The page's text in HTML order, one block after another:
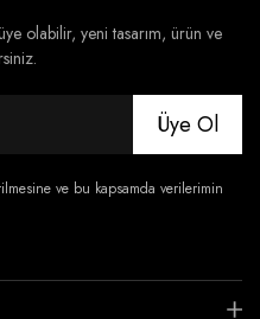
olabilir, yeni tasarım, ürün ve
Üye Ol
ve bu kapsamda verilerimin